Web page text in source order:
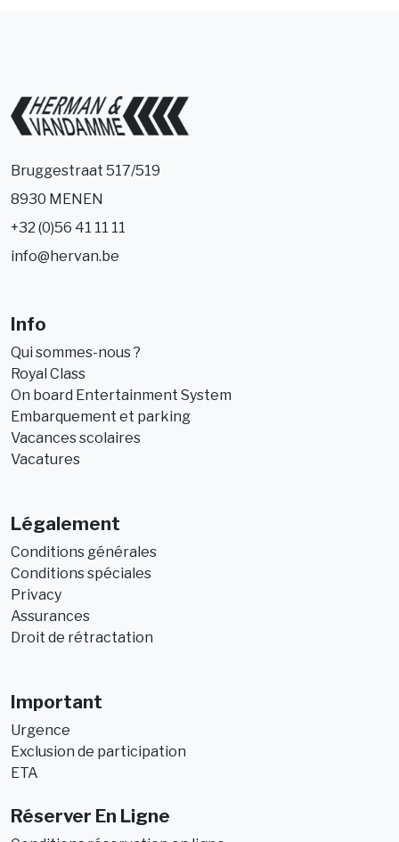
Bruggestraat 517/519
8930 MENEN
+32 (0)56 41 11 11
info@hervan.be
Info
Qui sommes-nous ?
Royal Class
On board Entertainment System
Embarquement et parking
Vacances scolaires
Vacatures
Légalement
Conditions générales
Conditions spéciales
Privacy
Assurances
Droit de rétractation
Important
Urgence
Exclusion de participation
ETA
Réserver En Ligne